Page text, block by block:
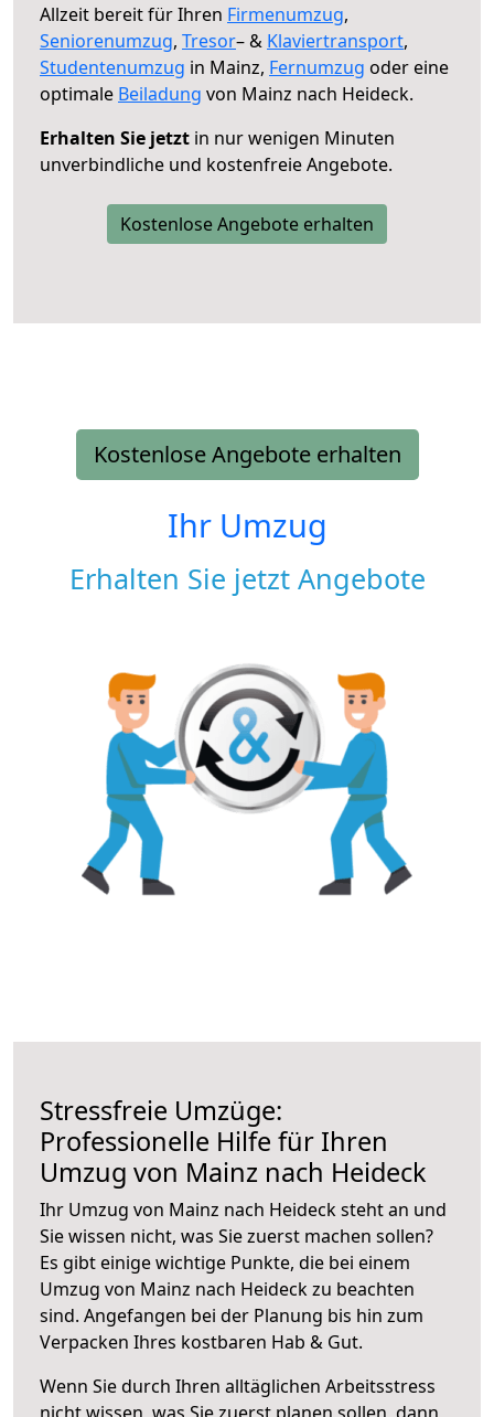
Allzeit bereit für Ihren Firmenumzug,
Seniorenumzug, Tresor– & Klaviertransport,
Studentenumzug in Mainz, Fernumzug oder eine
optimale Beiladung von Mainz nach Heideck.
Erhalten Sie jetzt in nur wenigen Minuten
unverbindliche und kostenfreie Angebote.
Kostenlose Angebote erhalten
Kostenlose Angebote erhalten
Ihr Umzug
Erhalten Sie jetzt Angebote
Stressfreie Umzüge:
Professionelle Hilfe für Ihren
Umzug von Mainz nach Heideck
Ihr Umzug von Mainz nach Heideck steht an und
Sie wissen nicht, was Sie zuerst machen sollen?
Es gibt einige wichtige Punkte, die bei einem
Umzug von Mainz nach Heideck zu beachten
sind. Angefangen bei der Planung bis hin zum
Verpacken Ihres kostbaren Hab & Gut.
Wenn Sie durch Ihren alltäglichen Arbeitsstress